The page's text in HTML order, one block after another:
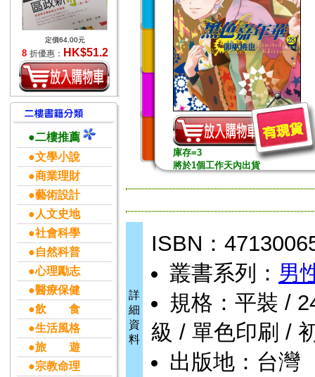
定價64.00元
8 折優惠： HK$51.2
●二樓推薦
●文學小說
●商業理財
●藝術設計
●人文史地
●社會科學
●自然科普
●心理勵志
●醫療保健
●飲 食
●生活風格
●旅 遊
●宗教命理
庫存=3
將於1個工作天內出貨
詳
細
資
料
ISBN：
叢書系列： 男
規格：平裝 /
級 / 單色印刷 /
出版地：台灣